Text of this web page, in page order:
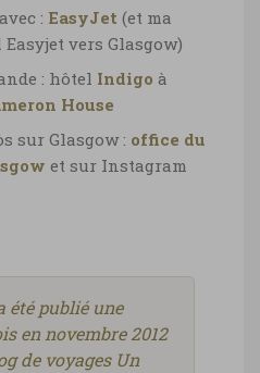
: EasyJet (et ma
vers Glasgow)
: hôtel Indigo à
House
sur Glasgow : office du
et sur Instagram
été publié une
en novembre 2012
de voyages Un